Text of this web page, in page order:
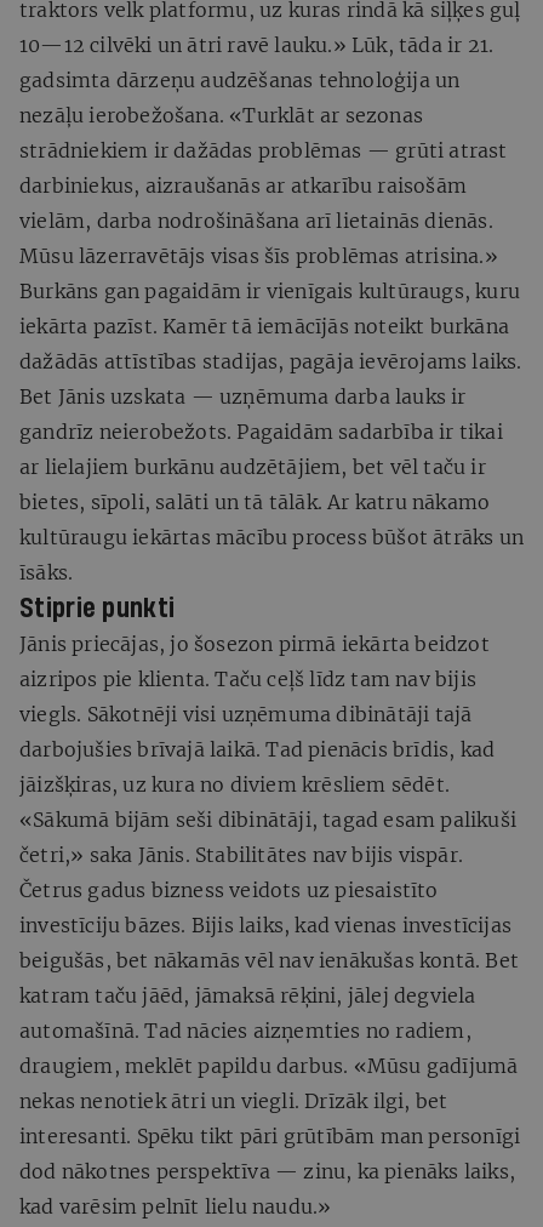
traktors velk platformu, uz kuras rindā kā siļķes guļ
10—12 cilvēki un ātri ravē lauku.» Lūk, tāda ir 21.
gadsimta dārzeņu audzēšanas tehnoloģija un
nezāļu ierobežošana. «Turklāt ar sezonas
strādniekiem ir dažādas problēmas — grūti atrast
darbiniekus, aizraušanās ar atkarību raisošām
vielām, darba nodrošināšana arī lietainās dienās.
Mūsu lāzerravētājs visas šīs problēmas atrisina.»
Burkāns gan pagaidām ir vienīgais kultūraugs, kuru
iekārta pazīst. Kamēr tā iemācījās noteikt burkāna
dažādās attīstības stadijas, pagāja ievērojams laiks.
Bet Jānis uzskata — uzņēmuma darba lauks ir
gandrīz neierobežots. Pagaidām sadarbība ir tikai
ar lielajiem burkānu audzētājiem, bet vēl taču ir
bietes, sīpoli, salāti un tā tālāk. Ar katru nākamo
kultūraugu iekārtas mācību process būšot ātrāks un
īsāks.
Stiprie punkti
Jānis priecājas, jo šosezon pirmā iekārta beidzot
aizripos pie klienta. Taču ceļš līdz tam nav bijis
viegls. Sākotnēji visi uzņēmuma dibinātāji tajā
darbojušies brīvajā laikā. Tad pienācis brīdis, kad
jāizšķiras, uz kura no diviem krēsliem sēdēt.
«Sākumā bijām seši dibinātāji, tagad esam palikuši
četri,» saka Jānis. Stabilitātes nav bijis vispār.
Četrus gadus bizness veidots uz piesaistīto
investīciju bāzes. Bijis laiks, kad vienas investīcijas
beigušās, bet nākamās vēl nav ienākušas kontā. Bet
katram taču jāēd, jāmaksā rēķini, jālej degviela
automašīnā. Tad nācies aizņemties no radiem,
draugiem, meklēt papildu darbus. «Mūsu gadījumā
nekas nenotiek ātri un viegli. Drīzāk ilgi, bet
interesanti. Spēku tikt pāri grūtībām man personīgi
dod nākotnes perspektīva — zinu, ka pienāks laiks,
kad varēsim pelnīt lielu naudu.»